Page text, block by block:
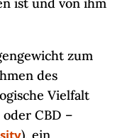
ist und von ihm
zum
des
Vielfalt
CBD –